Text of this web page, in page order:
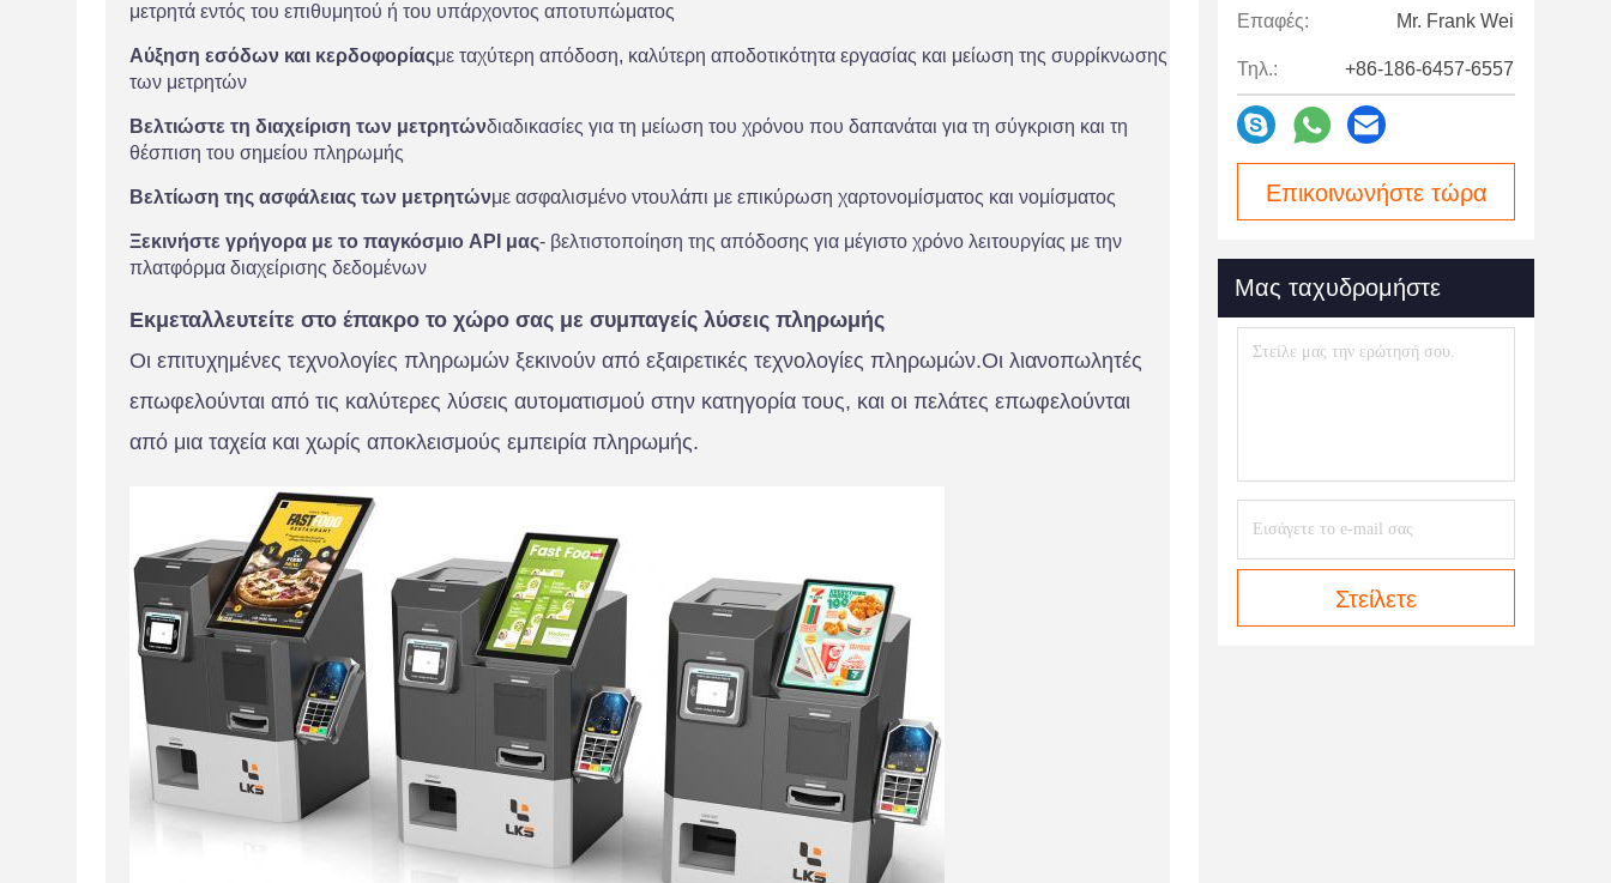
μετρητά εντός του επιθυμητού ή του υπάρχοντος αποτυπώματος
Αύξηση εσόδων και κερδοφορίαςμε ταχύτερη απόδοση, καλύτερη αποδοτικότητα εργασίας και μείωση της συρρίκνωσης
των μετρητών
Βελτιώστε τη διαχείριση των μετρητώνδιαδικασίες για τη μείωση του χρόνου που δαπανάται για τη σύγκριση και τη
θέσπιση του σημείου πληρωμής
Βελτίωση της ασφάλειας των μετρητώνμε ασφαλισμένο ντουλάπι με επικύρωση χαρτονομίσματος και νομίσματος
Ξεκινήστε γρήγορα με το παγκόσμιο API μας- βελτιστοποίηση της απόδοσης για μέγιστο χρόνο λειτουργίας με την
πλατφόρμα διαχείρισης δεδομένων
Εκμεταλλευτείτε στο έπακρο το χώρο σας με συμπαγείς λύσεις πληρωμής
Οι επιτυχημένες τεχνολογίες πληρωμών ξεκινούν από εξαιρετικές τεχνολογίες πληρωμών.Οι λιανοπωλητές
επωφελούνται από τις καλύτερες λύσεις αυτοματισμού στην κατηγορία τους, και οι πελάτες επωφελούνται
από μια ταχεία και χωρίς αποκλεισμούς εμπειρία πληρωμής.
Επαφές: Mr. Frank Wei
Τηλ.: +86-186-6457-6557
Επικοινωνήστε τώρα
Μας ταχυδρομήστε
Στείλετε